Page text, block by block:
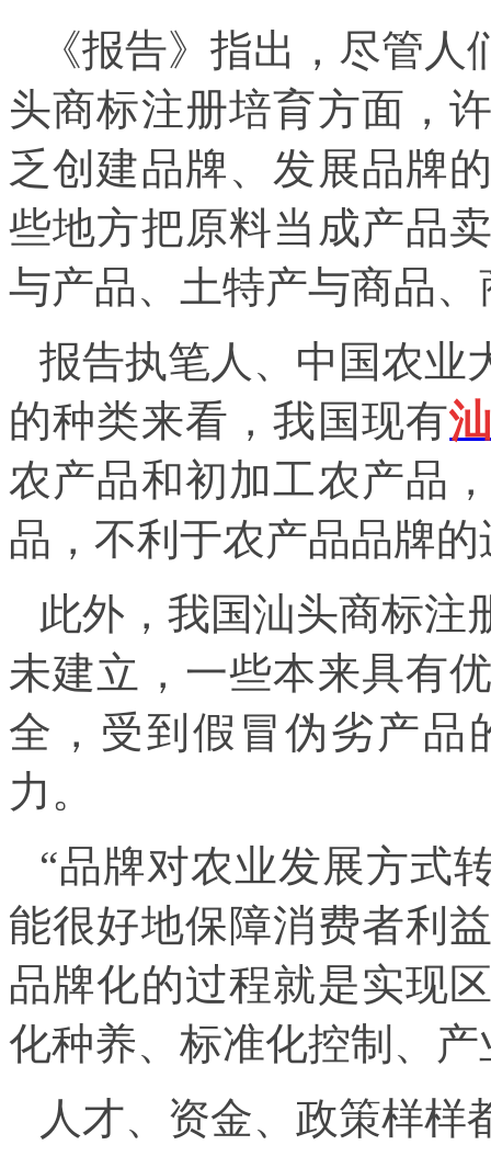
《报告》指出，尽管
头商标注册培育方面，
乏创建品牌、发展品牌
些地方把原料当成产品
与产品、土特产与商品
报告执笔人、中国农业
的种类来看，我国现有
农产品和初加工农产品
品，不利于农产品品牌
此外，我国汕头商标注
未建立，一些本来具有
全，受到假冒伪劣产品
力。
“品牌对农业发展方式
能很好地保障消费者利
品牌化的过程就是实现
化种养、标准化控制、
人才、资金、政策样样